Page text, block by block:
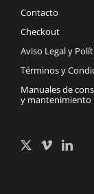
Contacto
Checkout
Aviso Legal y
Términos y
Manuales de
y mantenimiento